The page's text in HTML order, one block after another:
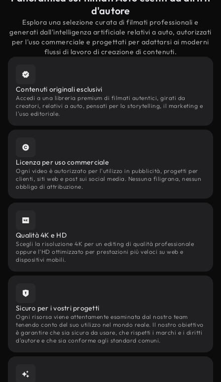
d'autore
Esplora una selezione curata di filmati professionali e
generati dall'intelligenza artificiale relativi a auto, autorizzati
per l'uso commerciale e progettati per adattarsi ai moderni
flussi di lavoro di creazione di contenuti.
Contenuti originali esclusivi
Accedi a una libreria premium di filmati autentici, girati da
creatori, relativi a auto, pensati per lo storytelling, il marketing e
l'uso editoriale.
Licenza per uso commerciale
Ogni video è autorizzato per l'utilizzo in pubblicità, progetti per
clienti, siti web e post sui social media. Nessuna filigrana, nessun
obbligo di attribuzione.
Qualità 4K e HD
Scegli la risoluzione 4K per un editing di qualità professionale
oppure l'HD ottimizzato per prestazioni più veloci su web e
dispositivi mobili.
Sicuro per i vostri progetti
Ogni risorsa viene attentamente esaminata dal nostro team
tenendo conto del suo utilizzo nel mondo reale. Il nostro obiettivo
è garantire che sia sicura da usare, che rispetti i marchi e i diritti
d'autore e che sia conforme agli standard comuni.